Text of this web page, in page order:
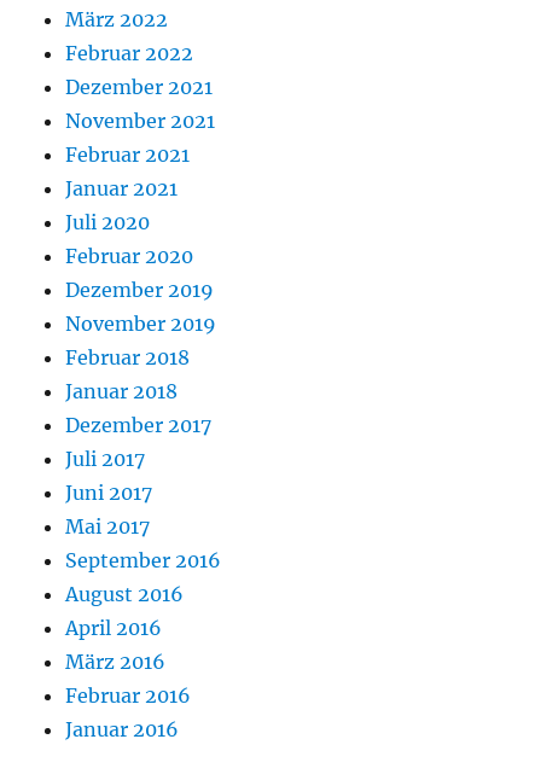
März 2022
Februar 2022
Dezember 2021
November 2021
Februar 2021
Januar 2021
Juli 2020
Februar 2020
Dezember 2019
November 2019
Februar 2018
Januar 2018
Dezember 2017
Juli 2017
Juni 2017
Mai 2017
September 2016
August 2016
April 2016
März 2016
Februar 2016
Januar 2016